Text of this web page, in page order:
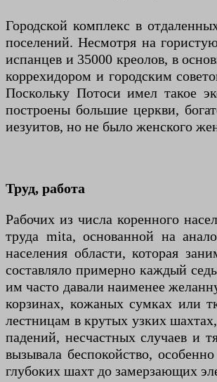
Городской комплекс в
поселений. Несмотря на
испанцев и 35000 креолов, в
коррехидором и городским
Поскольку Потоси имел такое
построены большие церкви,
иезуитов, но не было женского
Труд, работа
Рабочих из числа коренного
труда mita, основанной на
населения области, которая
составляло примерно каждый
им часто давали наименее
корзинах, кожаных сумках или
лестницам в крутых узких
падений, несчастных случаев и
вызывала беспокойство,
глубоких шахт до замерзающих